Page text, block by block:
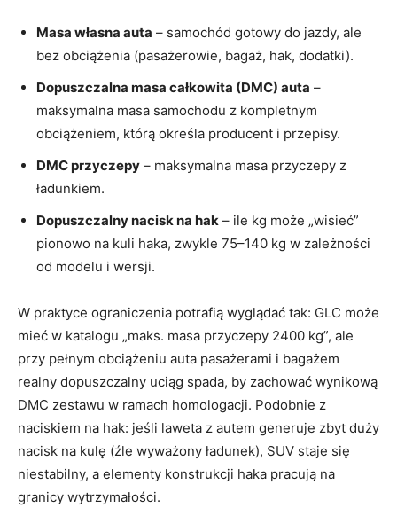
Masa własna auta – samochód gotowy do jazdy, ale
bez obciążenia (pasażerowie, bagaż, hak, dodatki).
Dopuszczalna masa całkowita (DMC) auta –
maksymalna masa samochodu z kompletnym
obciążeniem, którą określa producent i przepisy.
DMC przyczepy – maksymalna masa przyczepy z
ładunkiem.
Dopuszczalny nacisk na hak – ile kg może „wisieć”
pionowo na kuli haka, zwykle 75–140 kg w zależności
od modelu i wersji.
W praktyce ograniczenia potrafią wyglądać tak: GLC może
mieć w katalogu „maks. masa przyczepy 2400 kg”, ale
przy pełnym obciążeniu auta pasażerami i bagażem
realny dopuszczalny uciąg spada, by zachować wynikową
DMC zestawu w ramach homologacji. Podobnie z
naciskiem na hak: jeśli laweta z autem generuje zbyt duży
nacisk na kulę (źle wyważony ładunek), SUV staje się
niestabilny, a elementy konstrukcji haka pracują na
granicy wytrzymałości.